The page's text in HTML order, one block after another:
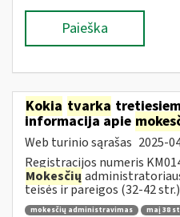
Paieška
Kokia tvarka
informacija apie
Web turinio sąrašas 2025-
Registracijos numeris
Mokesčių
teisės ir pareigos (32-42
mokesčių administravimas maį 38